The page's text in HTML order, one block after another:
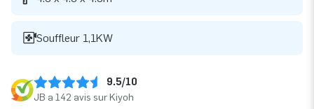
Souffleur 1,1KW
9.5/10
JB a 142 avis sur Kiyoh